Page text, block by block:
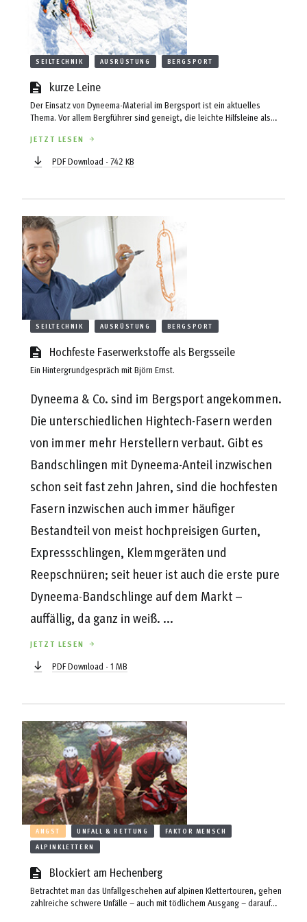
SEILTECHNIK AUSRÜSTUNG BERGSPORT
kurze Leine
Der Einsatz von Dyneema-Material im Bergsport ist ein aktuelles
Thema. Vor allem Bergführer sind geneigt, die leichte Hilfsleine als
Einsatzbereiche sind hier das Anseilen am Gletscher, das Ablassen,
Abseilen oder auch Nachsichern von Gästen, ob beim Freeriden, auf
anspruchsvollen Skitouren oder als Notfall-Seil am Klettersteig, wenn
JETZT LESEN
PDF Download - 742 KB
SEILTECHNIK AUSRÜSTUNG BERGSPORT
Hochfeste Faserwerkstoffe als Bergsseile
Ein Hintergrundgespräch mit Björn Ernst.
Dyneema & Co. sind im Bergsport angekommen.
Die unterschiedlichen Hightech-Fasern werden
von immer mehr Herstellern verbaut. Gibt es
Bandschlingen mit Dyneema-Anteil inzwischen
schon seit fast zehn Jahren, sind die hochfesten
Fasern inzwischen auch immer häufiger
Bestandteil von meist hochpreisigen Gurten,
Expressschlingen, Klemmgeräten und
Reepschnüren; seit heuer ist auch die erste pure
Dyneema-Bandschlinge auf dem Markt –
auffällig, da ganz in weiß. ...
JETZT LESEN
PDF Download - 1 MB
ANGST UNFALL & RETTUNG
FAKTOR MENSCH
ALPINKLETTERN
Blockiert am Hechenberg
Betrachtet man das Unfallgeschehen auf alpinen Klettertouren, gehen
zahlreiche schwere Unfälle – auch mit tödlichem Ausgang – darauf